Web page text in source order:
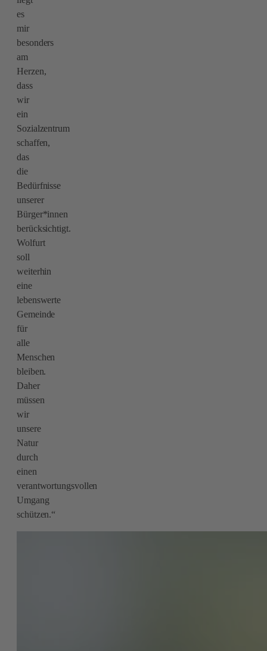
es
mir
besonders
am
Herzen,
dass
wir
ein
Sozialzentrum
schaffen,
das
die
Bedürfnisse
unserer
Bürger*innen
berücksichtigt.
Wolfurt
soll
weiterhin
eine
lebenswerte
Gemeinde
für
alle
Menschen
bleiben.
Daher
müssen
wir
unsere
Natur
durch
einen
verantwortungsvollen
Umgang
schützen.“